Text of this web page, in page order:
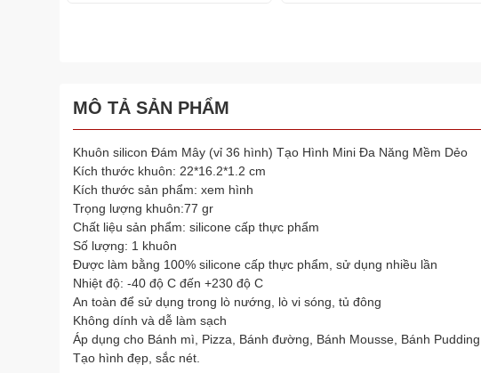
MÔ TẢ SẢN PHẨM
Khuôn silicon Đám Mây (vỉ 36 hình) Tạo Hình Mini Đa Năng Mềm Dẻo
Kích thước khuôn: 22*16.2*1.2 cm
Kích thước sản phẩm: xem hình
Trọng lượng khuôn:77 gr
Chất liệu sản phẩm: silicone cấp thực phẩm
Số lượng: 1 khuôn
Được làm bằng 100% silicone cấp thực phẩm, sử dụng nhiều lần
Nhiệt độ: -40 độ C đến +230 độ C
An toàn để sử dụng trong lò nướng, lò vi sóng, tủ đông
Không dính và dễ làm sạch
Áp dụng cho Bánh mì, Pizza, Bánh đường, Bánh Mousse, Bánh
Tạo hình đẹp, sắc nét.